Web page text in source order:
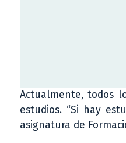
Actualmente, todos
estudios. “Si hay
asignatura de